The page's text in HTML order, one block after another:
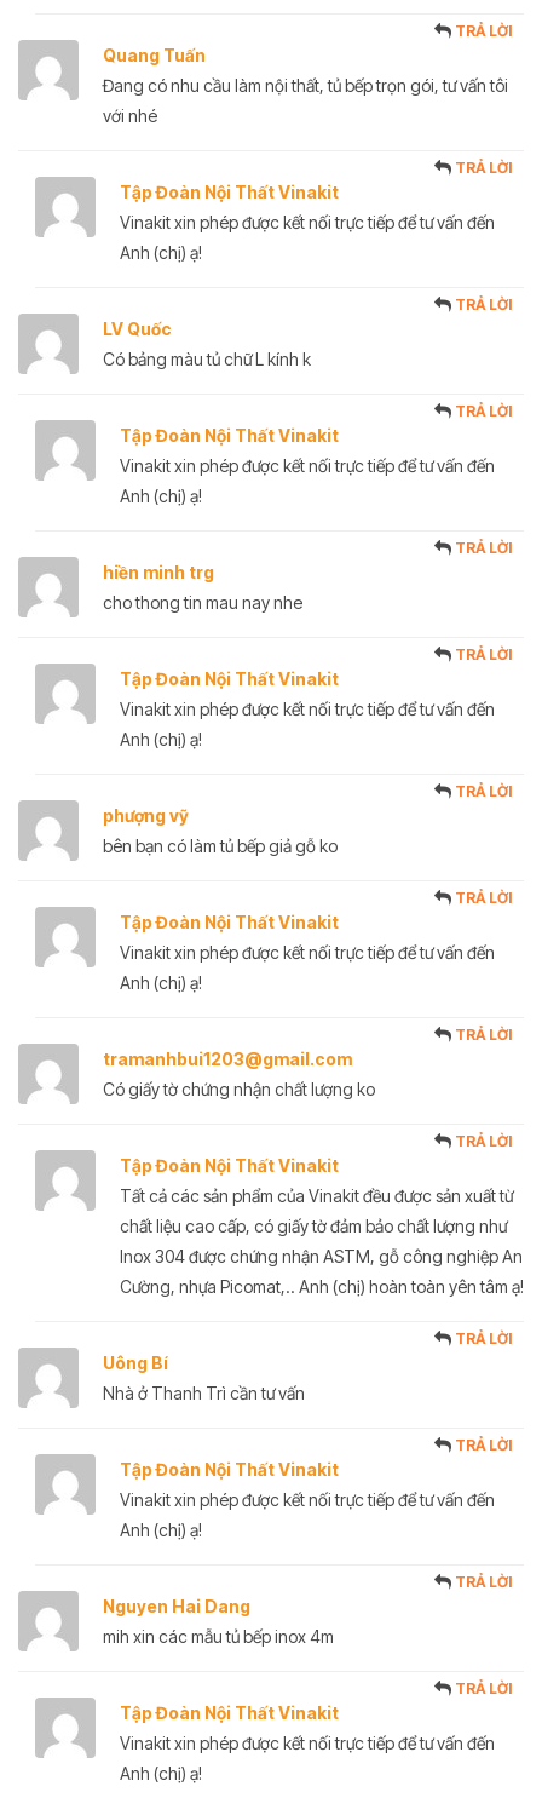
Quang Tuấn
TRẢ LỜI
Đang có nhu cầu làm nội thất, tủ bếp trọn gói, tư vấn tôi
với nhé
Tập Đoàn Nội Thất Vinakit
TRẢ LỜI
Vinakit xin phép được kết nối trực tiếp để tư vấn đến
Anh (chị) ạ!
LV Quốc
TRẢ LỜI
Có bảng màu tủ chữ L kính k
Tập Đoàn Nội Thất Vinakit
TRẢ LỜI
Vinakit xin phép được kết nối trực tiếp để tư vấn đến
Anh (chị) ạ!
hiền minh trg
TRẢ LỜI
cho thong tin mau nay nhe
Tập Đoàn Nội Thất Vinakit
TRẢ LỜI
Vinakit xin phép được kết nối trực tiếp để tư vấn đến
Anh (chị) ạ!
phượng vỹ
TRẢ LỜI
bên bạn có làm tủ bếp giả gỗ ko
Tập Đoàn Nội Thất Vinakit
TRẢ LỜI
Vinakit xin phép được kết nối trực tiếp để tư vấn đến
Anh (chị) ạ!
tramanhbui1203@gmail.com
TRẢ LỜI
Có giấy tờ chứng nhận chất lượng ko
Tập Đoàn Nội Thất Vinakit
TRẢ LỜI
Tất cả các sản phẩm của Vinakit đều được sản xuất từ
chất liệu cao cấp, có giấy tờ đảm bảo chất lượng như
Inox 304 được chứng nhận ASTM, gỗ công nghiệp An
Cường, nhựa Picomat,.. Anh (chị) hoàn toàn yên tâm ạ!
Uông Bí
TRẢ LỜI
Nhà ở Thanh Trì cần tư vấn
Tập Đoàn Nội Thất Vinakit
TRẢ LỜI
Vinakit xin phép được kết nối trực tiếp để tư vấn đến
Anh (chị) ạ!
Nguyen Hai Dang
TRẢ LỜI
mih xin các mẫu tủ bếp inox 4m
Tập Đoàn Nội Thất Vinakit
TRẢ LỜI
Vinakit xin phép được kết nối trực tiếp để tư vấn đến
Anh (chị) ạ!